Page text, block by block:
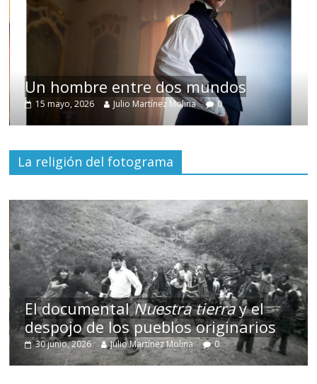
Un hombre entre dos mundos
15 mayo, 2026 Julio Martínez Molina 0
La religión del fotograma
El documentalNuestra tierray el
despojo de los pueblos originarios
30 junio, 2026 Julio Martínez Molina 0